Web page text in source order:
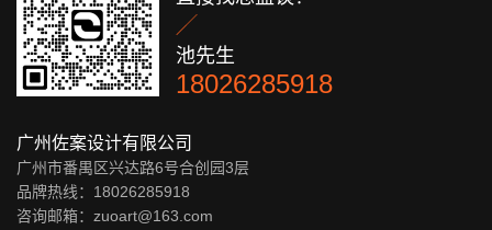

池先生
18026285918
广州佐案设计有限公司
广州市番禺区兴达路6号合创园3层
品牌热线：18026285918
咨询邮箱：zuoart@163.com